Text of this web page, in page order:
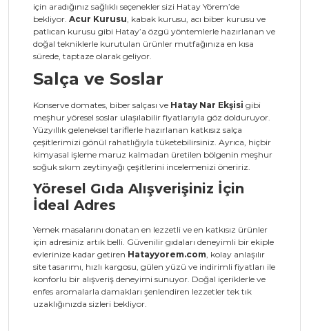
için aradığınız sağlıklı seçenekler sizi Hatay Yörem’de
bekliyor. Acur Kurusu , kabak kurusu, acı biber kurusu ve
patlıcan kurusu gibi Hatay’a özgü yöntemlerle hazırlanan ve
doğal tekniklerle kurutulan ürünler mutfağınıza en kısa
sürede, taptaze olarak geliyor.
Salça ve Soslar
Konserve domates, biber salçası ve Hatay Nar Ekşisi gibi
meşhur yöresel soslar ulaşılabilir fiyatlarıyla göz dolduruyor.
Yüzyıllık geleneksel tariflerle hazırlanan katkısız salça
çeşitlerimizi gönül rahatlığıyla tüketebilirsiniz. Ayrıca, hiçbir
kimyasal işleme maruz kalmadan üretilen bölgenin meşhur
soğuk sıkım zeytinyağı çeşitlerini incelemenizi öneririz.
Yöresel Gıda Alışverişiniz İçin
İdeal Adres
Yemek masalarını donatan en lezzetli ve en katkısız ürünler
için adresiniz artık belli. Güvenilir gıdaları deneyimli bir ekiple
evlerinize kadar getiren Hatayyorem.com , kolay anlaşılır
site tasarımı, hızlı kargosu, gülen yüzü ve indirimli fiyatları ile
konforlu bir alışveriş deneyimi sunuyor. Doğal içeriklerle ve
enfes aromalarla damakları şenlendiren lezzetler tek tık
uzaklığınızda sizleri bekliyor.